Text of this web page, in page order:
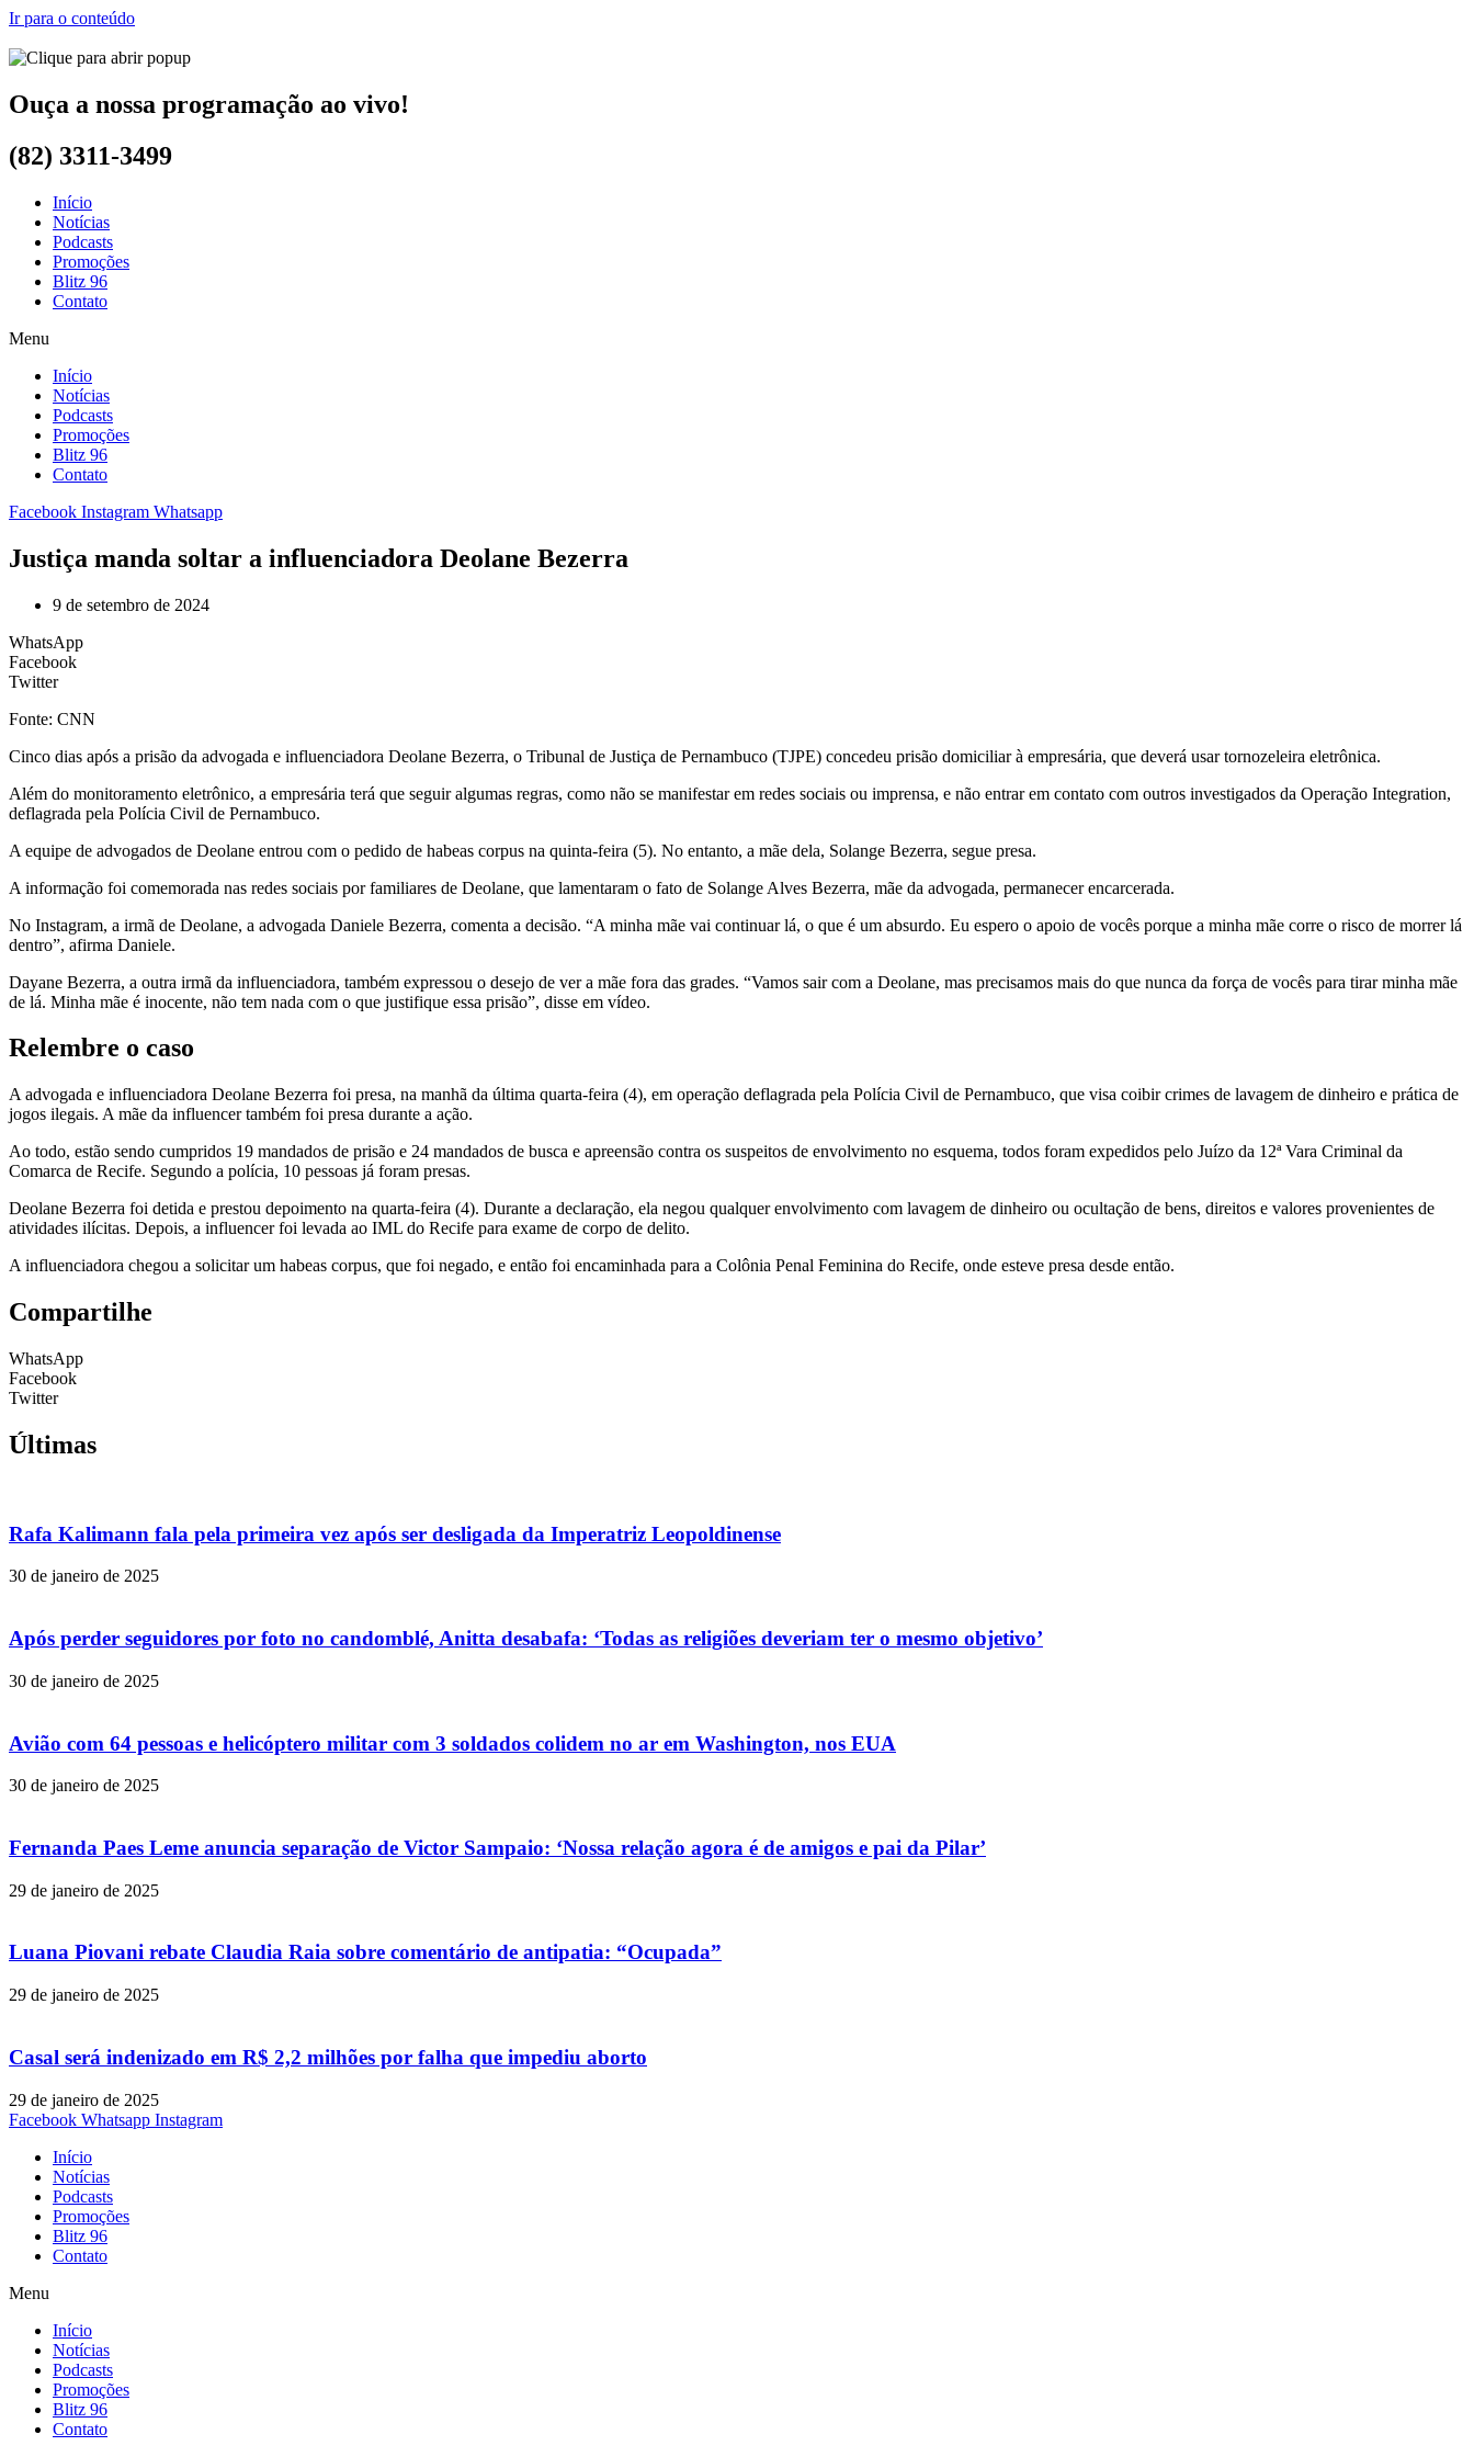
Ir para o conteúdo
Ouça a nossa programação ao vivo!
(82) 3311-3499
Início
Notícias
Podcasts
Promoções
Blitz 96
Contato
Menu
Início
Notícias
Podcasts
Promoções
Blitz 96
Contato
Facebook Instagram Whatsapp
Justiça manda soltar a influenciadora Deolane Bezerra
9 de setembro de 2024
WhatsApp
Facebook
Twitter
Fonte: CNN
Cinco dias após a prisão da advogada e influenciadora Deolane Bezerra, o Tribunal de Justiça de Pernambuco (TJPE) concedeu prisão domiciliar à empresária, que deverá usar tornozeleira eletrônica.
Além do monitoramento eletrônico, a empresária terá que seguir algumas regras, como não se manifestar em redes sociais ou imprensa, e não entrar em contato com outros investigados da Operação Integration,
deflagrada pela Polícia Civil de Pernambuco.
A equipe de advogados de Deolane entrou com o pedido de habeas corpus na quinta-feira (5). No entanto, a mãe dela, Solange Bezerra, segue presa.
A informação foi comemorada nas redes sociais por familiares de Deolane, que lamentaram o fato de Solange Alves Bezerra, mãe da advogada, permanecer encarcerada.
No Instagram, a irmã de Deolane, a advogada Daniele Bezerra, comenta a decisão. “A minha mãe vai continuar lá, o que é um absurdo. Eu espero o apoio de vocês porque a minha mãe corre o risco de morrer lá
dentro”, afirma Daniele.
Dayane Bezerra, a outra irmã da influenciadora, também expressou o desejo de ver a mãe fora das grades. “Vamos sair com a Deolane, mas precisamos mais do que nunca da força de vocês para tirar minha mãe
de lá. Minha mãe é inocente, não tem nada com o que justifique essa prisão”, disse em vídeo.
Relembre o caso
A advogada e influenciadora Deolane Bezerra foi presa, na manhã da última quarta-feira (4), em operação deflagrada pela Polícia Civil de Pernambuco, que visa coibir crimes de lavagem de dinheiro e prática de
jogos ilegais. A mãe da influencer também foi presa durante a ação.
Ao todo, estão sendo cumpridos 19 mandados de prisão e 24 mandados de busca e apreensão contra os suspeitos de envolvimento no esquema, todos foram expedidos pelo Juízo da 12ª Vara Criminal da
Comarca de Recife. Segundo a polícia, 10 pessoas já foram presas.
Deolane Bezerra foi detida e prestou depoimento na quarta-feira (4). Durante a declaração, ela negou qualquer envolvimento com lavagem de dinheiro ou ocultação de bens, direitos e valores provenientes de
atividades ilícitas. Depois, a influencer foi levada ao IML do Recife para exame de corpo de delito.
A influenciadora chegou a solicitar um habeas corpus, que foi negado, e então foi encaminhada para a Colônia Penal Feminina do Recife, onde esteve presa desde então.
Compartilhe
WhatsApp
Facebook
Twitter
Últimas
Rafa Kalimann fala pela primeira vez após ser desligada da Imperatriz Leopoldinense
30 de janeiro de 2025
Após perder seguidores por foto no candomblé, Anitta desabafa: ‘Todas as religiões deveriam ter o mesmo objetivo’
30 de janeiro de 2025
Avião com 64 pessoas e helicóptero militar com 3 soldados colidem no ar em Washington, nos EUA
30 de janeiro de 2025
Fernanda Paes Leme anuncia separação de Victor Sampaio: ‘Nossa relação agora é de amigos e pai da Pilar’
29 de janeiro de 2025
Luana Piovani rebate Claudia Raia sobre comentário de antipatia: “Ocupada”
29 de janeiro de 2025
Casal será indenizado em R$ 2,2 milhões por falha que impediu aborto
29 de janeiro de 2025
Facebook Whatsapp Instagram
Início
Notícias
Podcasts
Promoções
Blitz 96
Contato
Menu
Início
Notícias
Podcasts
Promoções
Blitz 96
Contato